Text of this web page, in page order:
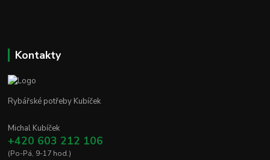
Kontakty
Rybářské potřeby Kubíček
Michal Kubíček
+420 603 212 106
(Po-Pá, 9-17 hod.)